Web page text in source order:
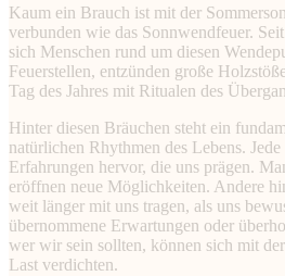
Kaum ein Brauch ist mit der
verbunden wie das Sonnwendfeuer.
sich Menschen rund um diesen
Feuerstellen, entzünden große
Tag des Jahres mit Ritualen des
Hinter diesen Bräuchen steht ein
natürlichen Rhythmen des Lebens.
Erfahrungen hervor, die uns prägen.
eröffnen neue Möglichkeiten. Andere
weit länger mit uns tragen, als uns
übernommene Erwartungen oder
wer wir sein sollten, können sich mit
Last verdichten.